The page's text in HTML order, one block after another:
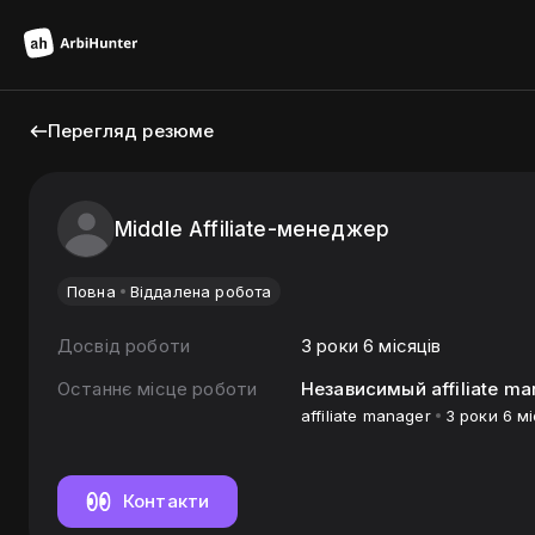
Перегляд резюме
Middle Affiliate-менеджер
Повна Віддалена робота
Досвід роботи
3 роки 6 місяців
Останнє місце роботи
Независимый affiliate
affiliate manager 3 роки 6
Контакти